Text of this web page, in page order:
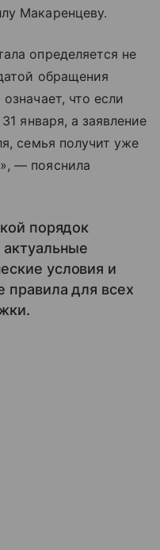
Макаренцеву.
определяется не
обращения
что если
января, а заявление
семья получит уже
— пояснила
порядок
актуальные
условия и
правила для всех